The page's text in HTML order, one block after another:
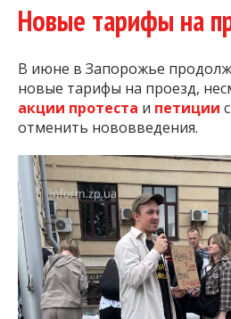
Новые тарифы на
В июне в Запорожье
новые тарифы на проезд,
акции протеста и петиции
отменить нововведения.